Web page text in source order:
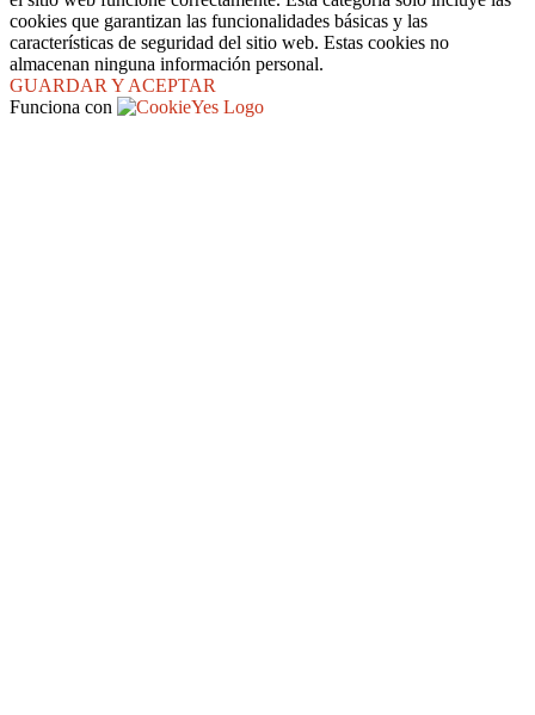
cookies que garantizan las funcionalidades básicas y las
características de seguridad del sitio web. Estas cookies no
almacenan ninguna información personal.
GUARDAR Y ACEPTAR
Funciona con